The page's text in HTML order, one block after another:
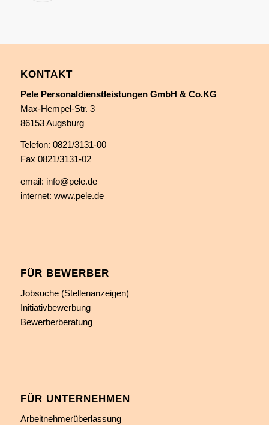
KONTAKT
Pele Personaldienstleistungen GmbH & Co.KG
Max-Hempel-Str. 3
86153 Augsburg
Telefon: 0821/3131-00
Fax 0821/3131-02
email: info@pele.de
internet: www.pele.de
FÜR BEWERBER
Jobsuche (Stellenanzeigen)
Initiativbewerbung
Bewerberberatung
FÜR UNTERNEHMEN
Arbeitnehmerüberlassung